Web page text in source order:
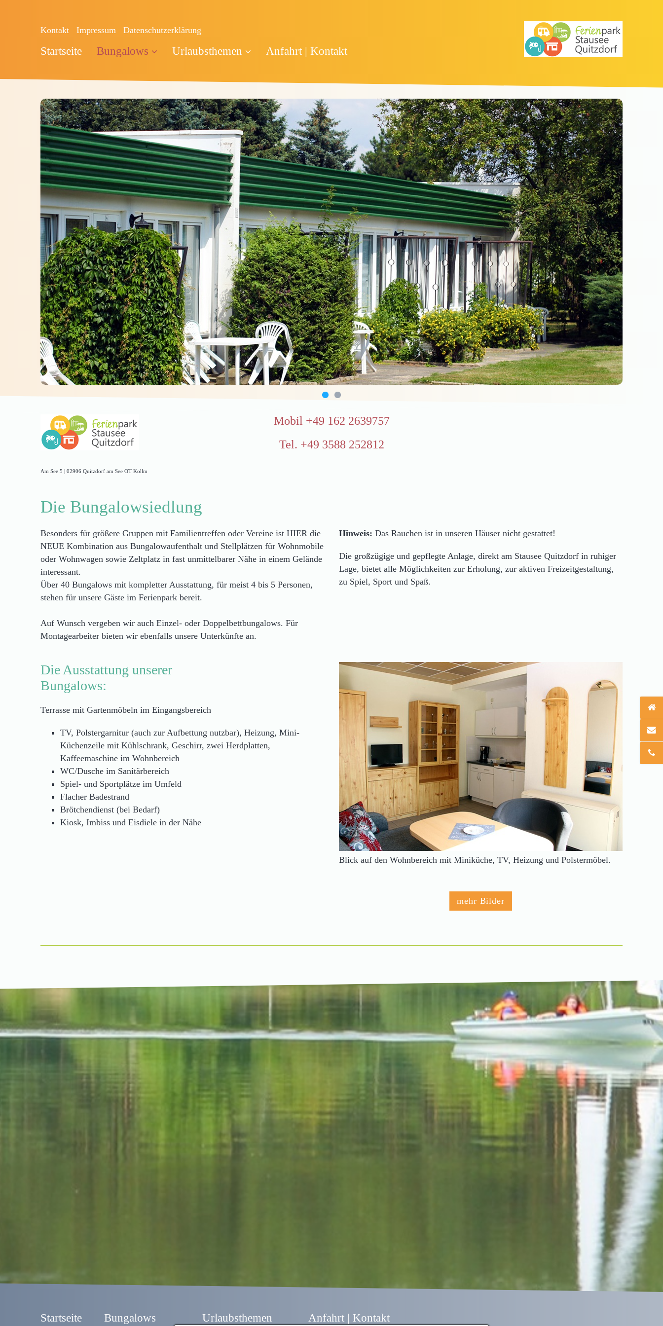
Kontakt Impressum Datenschutzerklärung
Startseite Bungalows Urlaubsthemen Anfahrt | Kontakt
Am See 5 | 02906 Quitzdorf am See OT Kollm
Mobil +49 162 2639757
Tel. +49 3588 252812
Die Bungalowsiedlung
Besonders für größere Gruppen mit Familientreffen oder Vereine ist HIER die
NEUE Kombination aus Bungalowaufenthalt und Stellplätzen für Wohnmobile
oder Wohnwagen sowie Zeltplatz in fast unmittelbarer Nähe in einem Gelände
interessant.
Über 40 Bungalows mit kompletter Ausstattung, für meist 4 bis 5 Personen,
stehen für unsere Gäste im Ferienpark bereit.
Auf Wunsch vergeben wir auch Einzel- oder Doppelbettbungalows. Für
Montagearbeiter bieten wir ebenfalls unsere Unterkünfte an.
Hinweis: Das Rauchen ist in unseren Häuser nicht gestattet!
Die großzügige und gepflegte Anlage, direkt am Stausee Quitzdorf in ruhiger
Lage, bietet alle Möglichkeiten zur Erholung, zur aktiven Freizeitgestaltung,
zu Spiel, Sport und Spaß.
Die Ausstattung unserer
Bungalows:
Terrasse mit Gartenmöbeln im Eingangsbereich
TV, Polstergarnitur (auch zur Aufbettung nutzbar), Heizung, Mini-
Küchenzeile mit Kühlschrank, Geschirr, zwei Herdplatten,
Kaffeemaschine im Wohnbereich
WC/Dusche im Sanitärbereich
Spiel- und Sportplätze im Umfeld
Flacher Badestrand
Brötchendienst (bei Bedarf)
Kiosk, Imbiss und Eisdiele in der Nähe
Blick auf den Wohnbereich mit Miniküche, TV, Heizung und Polstermöbel.
mehr Bilder
Startseite Bungalows Urlaubsthemen Anfahrt | Kontakt